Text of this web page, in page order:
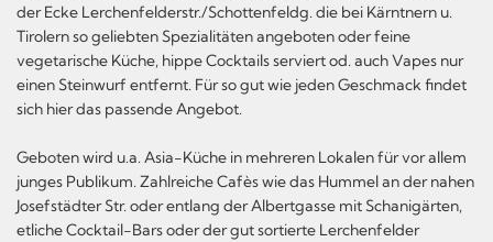
der Ecke Lerchenfelderstr./Schottenfeldg. die bei Kärntnern u.
Tirolern so geliebten Spezialitäten angeboten oder feine
vegetarische Küche, hippe Cocktails serviert od. auch Vapes nur
einen Steinwurf entfernt. Für so gut wie jeden Geschmack findet
sich hier das passende Angebot.
Geboten wird u.a. Asia-Küche in mehreren Lokalen für vor allem
junges Publikum. Zahlreiche Cafès wie das Hummel an der nahen
Josefstädter Str. oder entlang der Albertgasse mit Schanigärten,
etliche Cocktail-Bars oder der gut sortierte Lerchenfelder